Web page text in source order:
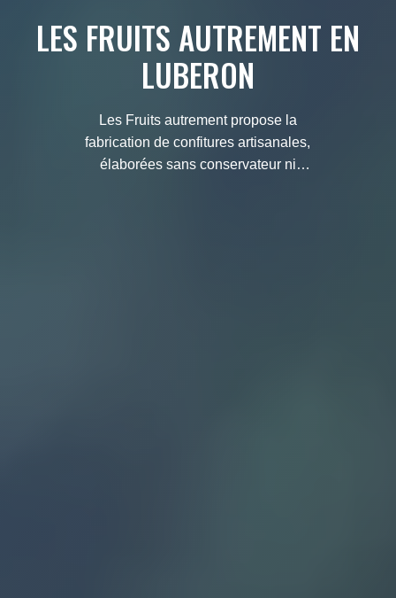
LES FRUITS AUTREMENT EN
LUBERON
Les Fruits autrement propose la
fabrication de confitures artisanales,
élaborées sans conservateur ni